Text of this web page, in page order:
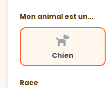
Mon animal est un...
Chien
Race